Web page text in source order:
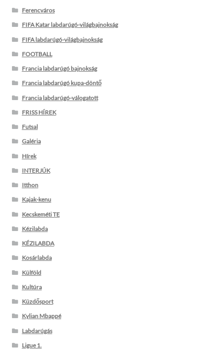
Ferencváros
FIFA Katar labdarúgó-világbajnokság
FIFA labdarúgó-világbajnokság
FOOTBALL
Francia labdarúgó bajnokság
Francia labdarúgó kupa-döntő
Francia labdarúgó-válogatott
FRISS HÍREK
Futsal
Galéria
Hírek
INTERJÚK
Itthon
Kajak-kenu
Kecskeméti TE
Kézilabda
KÉZILABDA
Kosárlabda
Külföld
Kultúra
Küzdősport
Kylian Mbappé
Labdarúgás
Ligue 1.